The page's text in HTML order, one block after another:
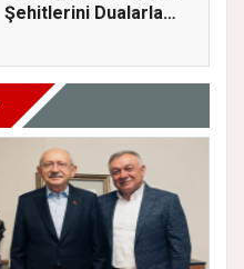
Şehitlerini Dualarla